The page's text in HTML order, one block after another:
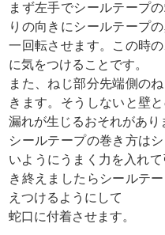
まず左手でシールテープ
りの向きにシールテープ
一回転させます。この時
に気をつけることです。
また、ねじ部分先端側の
きます。そうしないと壁
漏れが生じるおそれがあり
シールテープの巻き方は
いようにうまく力を入れ
き終えましたらシールテ
えつけるようにして
蛇口に付着させます。